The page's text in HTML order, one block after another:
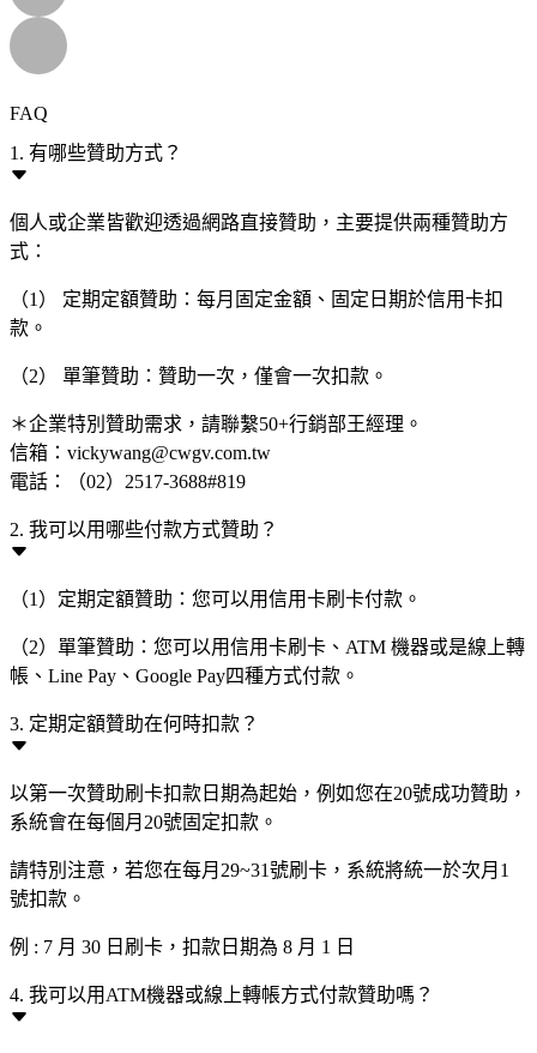
FAQ
1. 有哪些贊助方式？
個人或企業皆歡迎透過網路直接贊助，主要提供兩種贊助方
式：
（1） 定期定額贊助：每月固定金額、固定日期於信用卡扣
款。
（2） 單筆贊助：贊助一次，僅會一次扣款。
＊企業特別贊助需求，請聯繫50+行銷部王經理。
信箱：vickywang@cwgv.com.tw
電話：（02）2517-3688#819
2. 我可以用哪些付款方式贊助？
（1）定期定額贊助：您可以用信用卡刷卡付款。
（2）單筆贊助：您可以用信用卡刷卡、ATM 機器或是線上轉
帳、Line Pay、Google Pay四種方式付款。
3. 定期定額贊助在何時扣款？
以第一次贊助刷卡扣款日期為起始，例如您在20號成功贊助，
系統會在每個月20號固定扣款。
請特別注意，若您在每月29~31號刷卡，系統將統一於次月1
號扣款。
例 : 7 月 30 日刷卡，扣款日期為 8 月 1 日
4. 我可以用ATM機器或線上轉帳方式付款贊助嗎？